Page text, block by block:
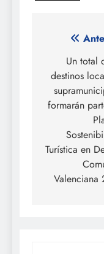
entradas
Un total
destinos
formarán
Turística en
Valenciana